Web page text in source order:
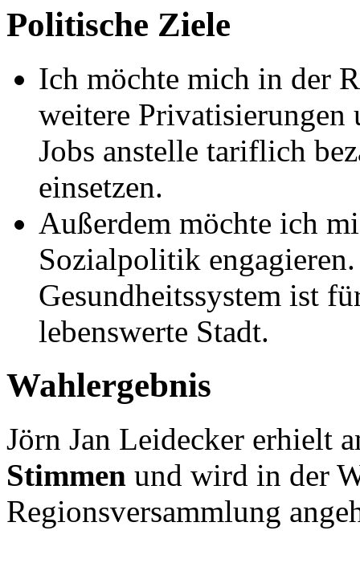
Politische Ziele
Ich möchte mich in der
weitere
Jobs anstelle tariflich
einsetzen.
Außerdem möchte ich
Sozialpolitik
Gesundheitssystem ist
lebenswerte Stadt.
Wahlergebnis
Jörn Jan Leidecker erhielt
Stimmen und wird in der
Regionsversammlung